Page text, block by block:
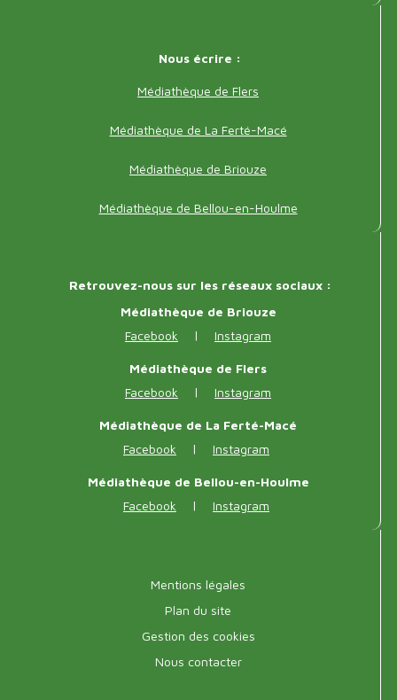
Nous écrire :
Médiathèque de Flers
Médiathèque de La Ferté-Macé
Médiathèque de Briouze
Médiathèque de Bellou-en-Houlme
Réseaux
Retrouvez-nous sur les réseaux sociaux :
Médiathèque de Briouze
Facebook
| Instagram
Médiathèque de Flers
Facebook
| Instagram
Médiathèque de La Ferté-Macé
Facebook
| Instagram
Médiathèque de Bellou-en-Houlme
Facebook
| Instagram
Mentions légales
Plan du site
Gestion des cookies
Nous contacter